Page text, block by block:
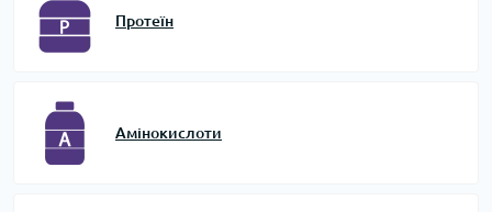
Протеїн
Амінокислоти